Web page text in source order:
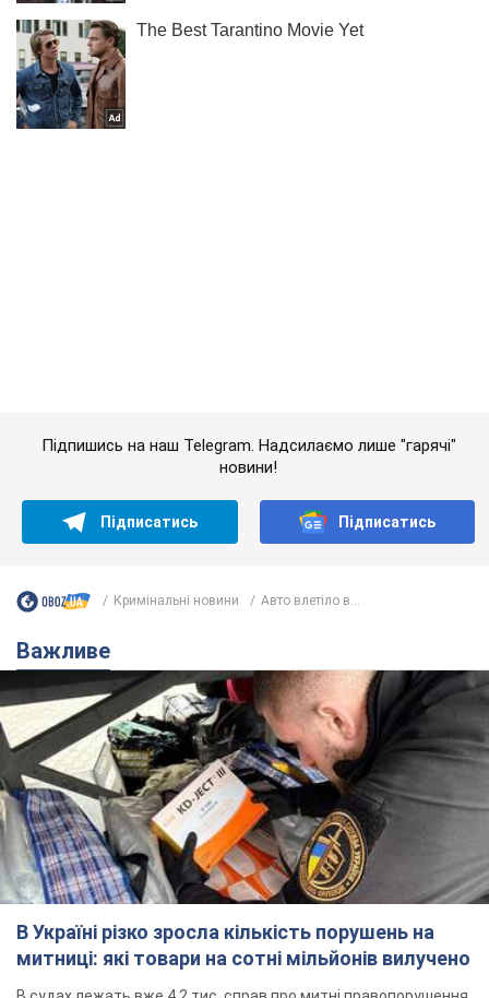
В Україні різко зросла кількість порушень на
митниці: які товари на сотні мільйонів вилучено
В судах лежать вже 4,2 тис. справ про митні правопорушення
10 часов назад 2,8 т.
Українцям "до межі" підвищили
мобільні тарифи: ціни зросли у
кілька разів
Чому учасники ринку вважають, що тариф у 400
10.08.2026 06:20 37,4 т.